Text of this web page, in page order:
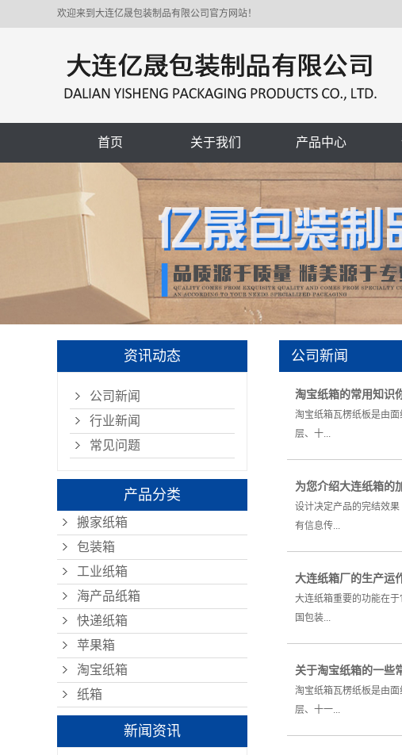
欢迎来到大连亿晟包装制品有限公司官方网站！
首页 关于我们 产品中心
资讯动态
公司新闻
行业新闻
常见问题
产品分类
搬家纸箱
包装箱
工业纸箱
海产品纸箱
快递纸箱
苹果箱
淘宝纸箱
纸箱
新闻资讯
公司新闻
淘宝纸箱的常用知识
淘宝纸箱瓦楞纸板是由
层、十...
为您介绍大连纸箱的
设计决定产品的完结效
有信息传...
大连纸箱厂的生产运
大连纸箱重要的功能在
国包装...
关于淘宝纸箱的一些
淘宝纸箱瓦楞纸板是由
层、十一...